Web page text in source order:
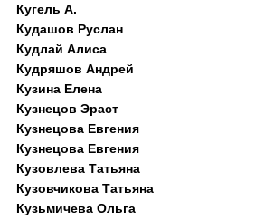
Кугель А.
Кудашов Руслан
Кудлай Алиса
Кудряшов Андрей
Кузина Елена
Кузнецов Эраст
Кузнецова Евгения
Кузнецова Евгения
Кузовлева Татьяна
Кузовчикова Татьяна
Кузьмичева Ольга